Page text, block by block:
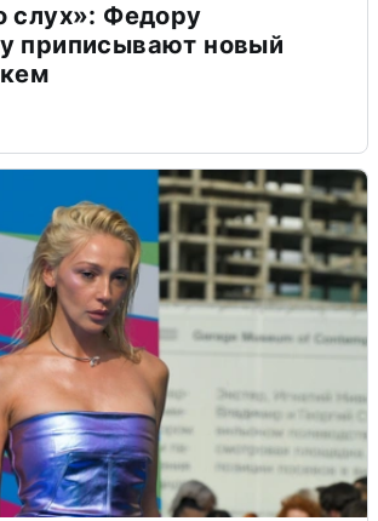
слух»: Федору
приписывают новый